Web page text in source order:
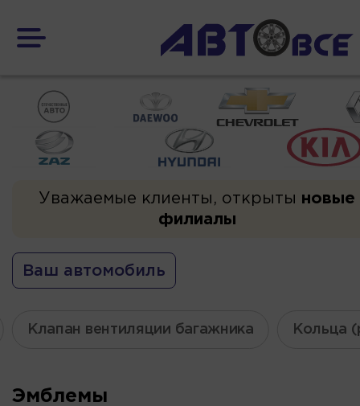
Уважаемые клиенты, открыты новые
филиалы
Ваш автомобиль
Клапан вентиляции багажника Кольца
Эмблемы